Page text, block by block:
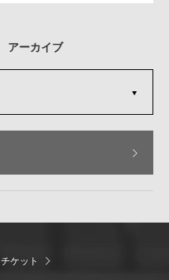
アーカイブ
チケット